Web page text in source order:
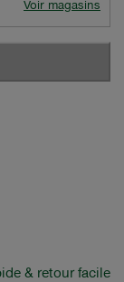
Voir magasins
& retour facile